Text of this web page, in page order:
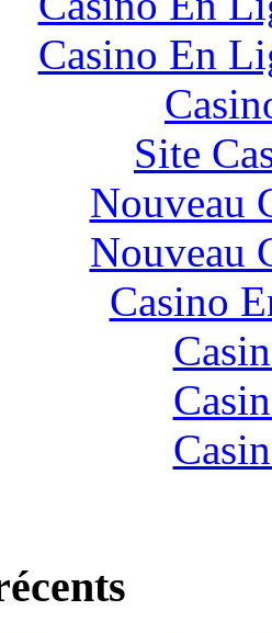
Casino En
Site
Nouveau
Nouveau
Casino